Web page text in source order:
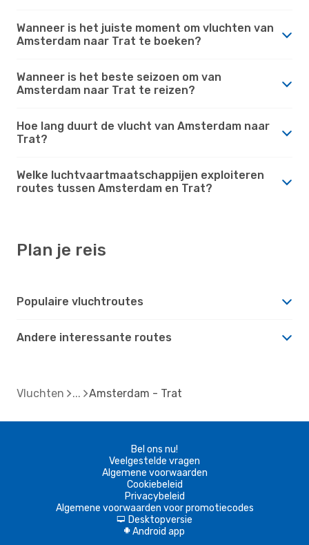
Wanneer is het juiste moment om vluchten van
Amsterdam naar Trat te boeken?
Wanneer is het beste seizoen om van
Amsterdam naar Trat te reizen?
Hoe lang duurt de vlucht van Amsterdam naar
Trat?
Welke luchtvaartmaatschappijen exploiteren
routes tussen Amsterdam en Trat?
Plan je reis
Populaire vluchtroutes
Andere interessante routes
Vluchten Amsterdam - Trat
Bel ons nu!
Veelgestelde vragen
Algemene voorwaarden
Cookiebeleid
Privacybeleid
Algemene voorwaarden voor promotiecodes
d Desktopversie
A Android app